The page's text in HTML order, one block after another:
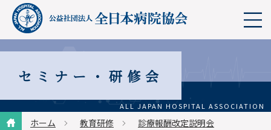
セミナー・研修会
ホーム 教育研修
診療報酬改定説明会